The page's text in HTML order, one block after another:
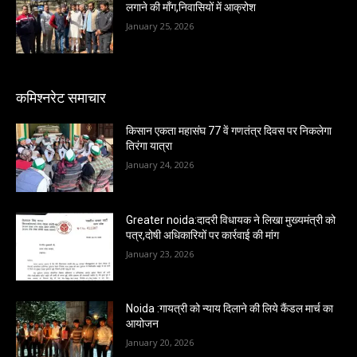
लगाने की माँग,निवासियों में आक्रोश
January 25, 2026
कमिश्नरेट समाचार
किसान एकता महासंघ 77 वें गणतंत्र दिवस पर निकलेगा
तिरंगा यात्रा
January 24, 2026
Greater noida:दादरी विधायक ने लिखा मुख्यमंत्री को
पत्र,दोषी अधिकारियों पर कार्रवाई की मांग
January 23, 2026
Noida :गायत्री को न्याय दिलाने की लिये कैंडल मार्च का
आयोजन
January 20, 2026